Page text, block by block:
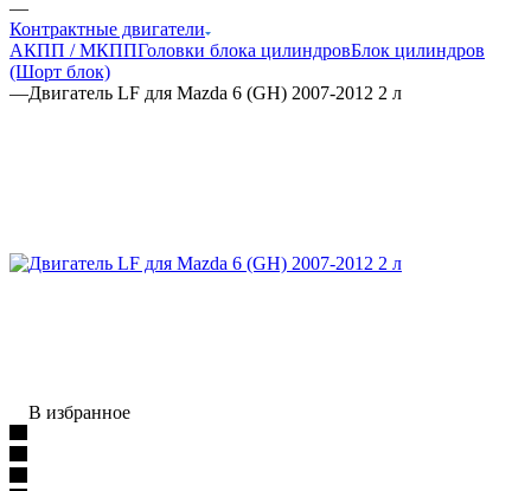
—
Контрактные двигатели
АКПП / МКППГоловки блока цилиндровБлок цилиндров
(Шорт блок)
—Двигатель LF для Mazda 6 (GH) 2007-2012 2 л
В избранное